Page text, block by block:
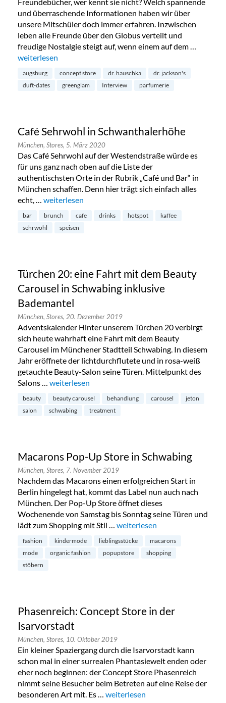
und überraschende Informationen haben wir über
unsere Mitschüler doch immer erfahren. Inzwischen
leben alle Freunde über den Globus verteilt und
freudige Nostalgie steigt auf, wenn einem auf dem …
„Die Duft Dates: GreenGlam in Augsburg“
weiterlesen
augsburg concept store dr. hauschka
dr. jackson's
duft-dates
greenglam Interview parfumerie
Café Sehrwohl in Schwanthalerhöhe
München, Stores, 5. März 2020
Das Café Sehrwohl auf der Westendstraße würde es
für uns ganz nach oben auf die Liste der
authentischsten Orte in der Rubrik „Café und Bar“ in
München schaffen. Denn hier trägt sich einfach alles
echt, … „Café Sehrwohl in Schwanthalerhöhe“
weiterlesen
bar brunch cafe drinks hotspot
kaffee
sehrwohl
speisen
Türchen 20: eine Fahrt mit dem Beauty
Carousel in Schwabing inklusive
Bademantel
München, Stores, 20. Dezember 2019
Adventskalender Hinter unserem Türchen 20 verbirgt
sich heute wahrhaft eine Fahrt mit dem Beauty
Carousel im Münchener Stadtteil Schwabing. In diesem
Jahr eröffnete der lichtdurchflutete und in rosa-weiß
getauchte Beauty-Salon seine Türen. Mittelpunkt des
Salons … „Türchen 20: eine Fahrt mit dem Beauty Carousel
weiterlesen
beauty beauty carousel behandlung carousel
jeton
salon
schwabing treatment
Macarons Pop-Up Store in Schwabing
München, Stores, 7. November 2019
Nachdem das Macarons einen erfolgreichen Start in
Berlin hingelegt hat, kommt das Label nun auch nach
München. Der Pop-Up Store öffnet dieses
Wochenende von Samstag bis Sonntag seine Türen und
lädt zum Shopping mit Stil … „Macarons Pop-Up Store in
weiterlesen
fashion kindermode lieblingsstücke
macarons
mode
organic fashion popupstore
shopping
stöbern
Phasenreich: Concept Store in der
Isarvorstadt
München, Stores, 10. Oktober 2019
Ein kleiner Spaziergang durch die Isarvorstadt kann
schon mal in einer surrealen Phantasiewelt enden oder
eher noch beginnen: der Concept Store Phasenreich
nimmt seine Besucher beim Betreten auf eine Reise der
besonderen Art mit. Es … „Phasenreich: Concept Store in
weiterlesen